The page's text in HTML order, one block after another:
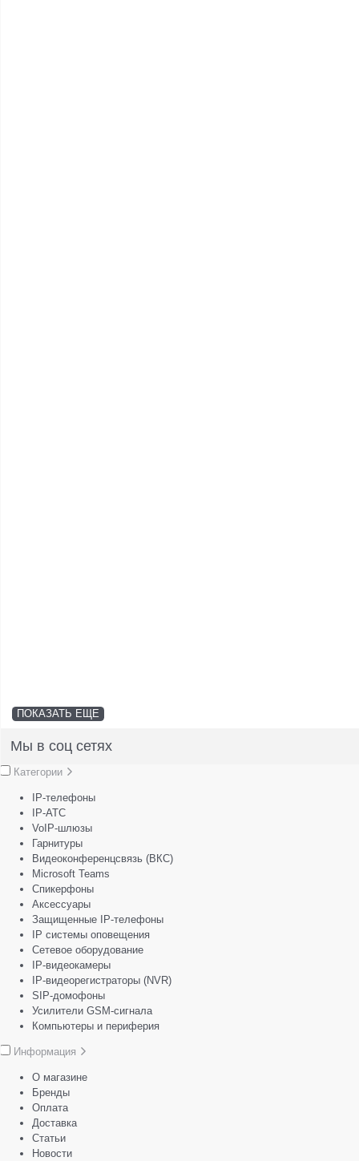
ПОКАЗАТЬ ЕЩЕ
Мы в соц сетях
Категории
IP-телефоны
IP-АТС
VoIP-шлюзы
Гарнитуры
Видеоконференцсвязь (ВКС)
Microsoft Teams
Спикерфоны
Аксессуары
Защищенные IP-телефоны
IP системы оповещения
Сетевое оборудование
IP-видеокамеры
IP-видеорегистраторы (NVR)
SIP-домофоны
Усилители GSM-сигнала
Компьютеры и периферия
Информация
О магазине
Бренды
Оплата
Доставка
Статьи
Новости